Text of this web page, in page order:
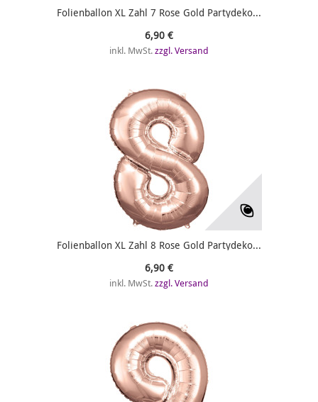
Folienballon XL Zahl 7 Rose Gold Partydeko...
6,90 €
inkl. MwSt.zzgl. Versand
Folienballon XL Zahl 8 Rose Gold Partydeko...
6,90 €
inkl. MwSt.zzgl. Versand